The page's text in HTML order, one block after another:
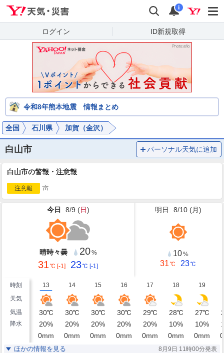
検索 通知
i
ログイン ID新規取得
令和8年熊本地震 情報まとめ
全国 石川県 加賀（金沢）
白山市 パーソナル天気に追加
白山市の警報・注意報
注意報 雷
今日 8/9 (日)
晴時々曇 20%
31 ℃ [-1] 23℃ [-1]
明日 8/10 (月)
10%
31 ℃ 23℃
時刻 13 14 15 16 17 18
19
天気
気温
30℃ 30℃ 30℃ 30℃ 29℃ 28℃ 27℃
降水 20% 20% 20% 20% 20% 10% 10%
0mm 0mm 0mm 0mm 0mm 0mm 0mm 0
湿度 75 % 80 % 82%
ほかの情報を見る 8月9日 11時00分発表